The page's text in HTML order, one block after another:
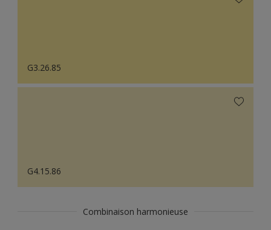
G3.26.85
G4.15.86
Combinaison harmonieuse